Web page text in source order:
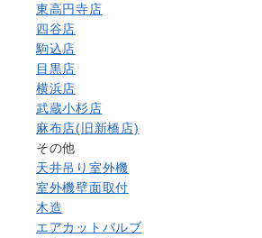
東高円寺店
四谷店
駒込店
目黒店
横浜店
武蔵小杉店
麻布店(旧新橋店)
その他
天井吊り室外機
室外機壁面取付
木造
エアカットバルブ